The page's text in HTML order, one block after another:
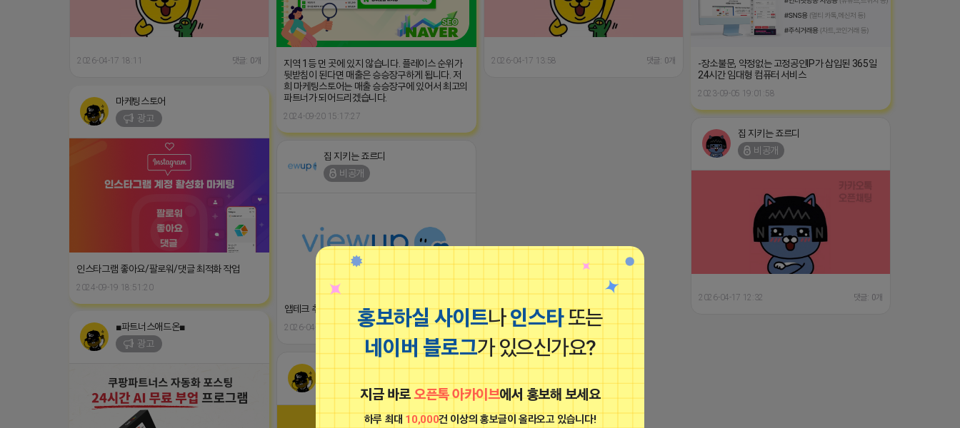
홍보하실 사이트나인스타또는
네이버 블로그가 있으신가요?
지금 바로오픈톡 아카이브에서 홍보해 보세요
하루 최대 10,000건 이상의 홍보글이 올라오고 있습니다!
2026-04-17 18:11 댓글: 0개
지역 1등 먼 곳에 있지 않습니다. 플레이스 순위가
뒷받침이 된다면 매출은 승승장구하게 됩니다. 저
희 마케팅스토어는 매출 승승장구에 있어서 최고의
파트너가 되어드리겠습니다.
2024-09-20 15:17:27
2026-04-17 13:58 댓글: 0개
-장소불문, 약정없는 고정공인IP가 삽입된 365일
24시간 임대형 컴퓨터 서비스
2023-09-05 19:01:58
마케팅스토어
광고
인스타그램 좋아요/팔로워/댓글 최적화 작업
2024-09-19 18:51:20
집 지키는 죠르디
비공개
2026-04-17 12:32 댓글: 0개
집 지키는 죠르디
비공개
앱테크 추천! -
2026-04-17 11:30 댓글: 0개
■파트너스애드온■
광고
집 지키는 죠르디
비공개